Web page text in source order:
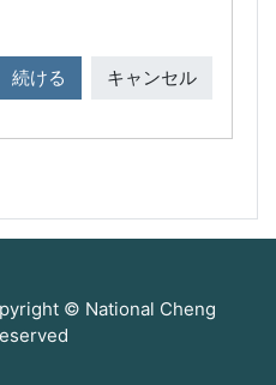
続ける キャンセル
© National Cheng